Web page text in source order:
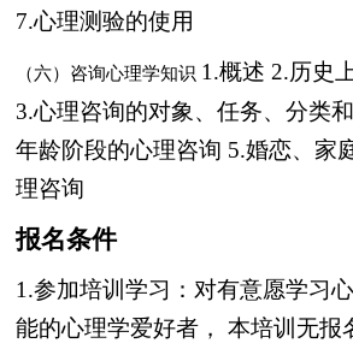
7.心理测验的使用
（六）咨询心理学知识 1.概述 2.历史
3.心理咨询的对象、任务、分类
年龄阶段的心理咨询 5.婚恋、家
理咨询
报名条件
1.参加培训学习：对有意愿学习
能的心理学爱好者，本培训无报